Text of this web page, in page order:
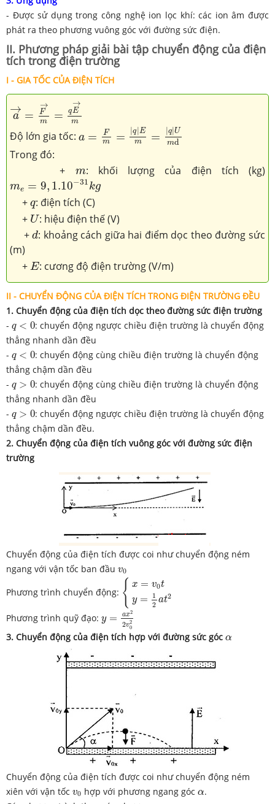
- Được sử dụng trong công nghệ ion lọc khí: các ion âm được
phát ra theo phương vuông góc với đường sức điện.
II. Phương pháp giải bài tập chuyển động của điện
tích trong điện trường
I - GIA TỐC CỦA ĐIỆN TÍCH
→
a =
→
F
m
= q
→
E
m
F→ qE
Độ lớn gia tốc: a =
F
m
= |q| E
m
= |q|U
md
m= |Em q|U
Trong đó:
+
m
m: khối lượng của điện tích (kg)
me = 9, 1.10−31kg
,1.10−31k g
+ q
q: điện tích (C)
+ U
U: hiệu điện thế (V)
+d
d: khoảng cách giữa hai điểm dọc theo đường sức
(m)
+ E
E: cương độ điện trường (V/m)
II - CHUYỂN ĐỘNG CỦA ĐIỆN TÍCH TRONG ĐIỆN TRƯỜNG ĐỀU
1. Chuyển động của điện tích dọc theo đường sức điện trường
- q < 0
q <0
: chuyển động ngược chiều điện trường là chuyển động
thẳng nhanh dần đều
- q < 0
q <0
: chuyển động cùng chiều điện trường là chuyển động
thẳng chậm dần đều
- q > 0
q >0
: chuyển động cùng chiều điện trường là chuyển động
thẳng nhanh dần đều
- q > 0
q >0
: chuyển động ngược chiều điện trường là chuyển động
thẳng chậm dần đều.
2. Chuyển động của điện tích vuông góc với đường sức điện
trường
Chuyển động của điện tích được coi như chuyển động ném
ngang với vận tốc ban đầu v0
v0
Phương trình chuyển động: { x = v0t
y =
1
2 at2
{x =
Phương trình quỹ đạo: y = ax2
2v2
0
x22 2
3. Chuyển động của điện tích hợp với đường sức góc α
α
Chuyển động của điện tích được coi như chuyển động ném
xiên với vận tốc v0
v0 hợp với phương ngang góc α
α.